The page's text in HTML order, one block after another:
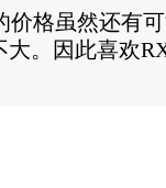
格虽然还有可
大。因此喜欢